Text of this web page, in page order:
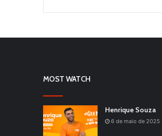
MOST WATCH
Henrique Souza
6 de maio de 2025